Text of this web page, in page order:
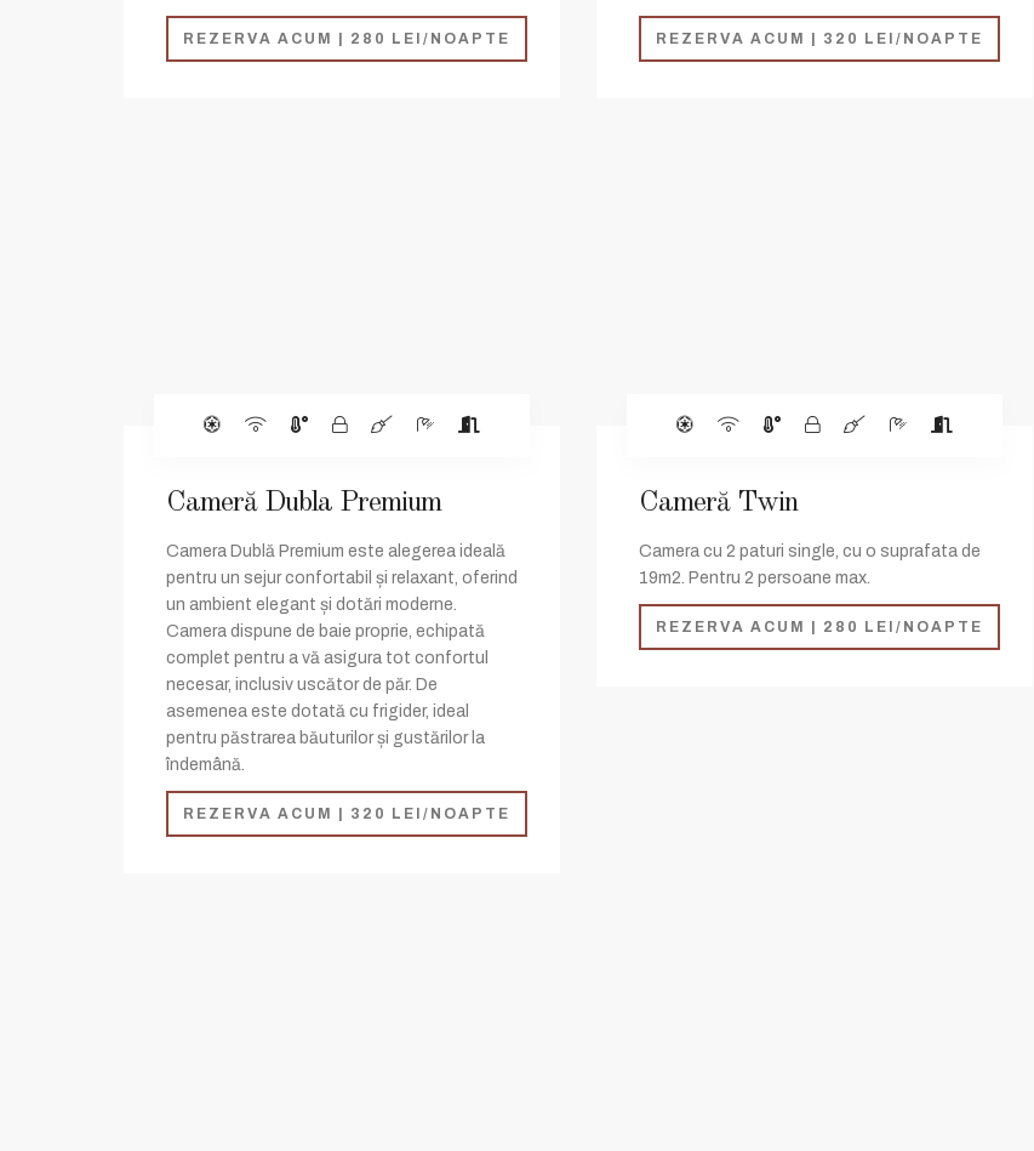
REZERVA ACUM | 280 LEI/NOAPTE REZERVA ACUM | 320 LEI/NOAPTE
Cameră Dubla Premium
Camera Dublă Premium este alegerea ideală
pentru un sejur confortabil și relaxant, oferind
un ambient elegant și dotări moderne.
Camera dispune de baie proprie, echipată
complet pentru a vă asigura tot confortul
necesar, inclusiv uscător de păr. De
asemenea este dotată cu frigider, ideal
pentru păstrarea băuturilor și gustărilor la
îndemână.
REZERVA ACUM | 320 LEI/NOAPTE
Cameră Twin
Camera cu 2 paturi single, cu o suprafata de
19m2. Pentru 2 persoane max.
REZERVA ACUM | 280 LEI/NOAPTE